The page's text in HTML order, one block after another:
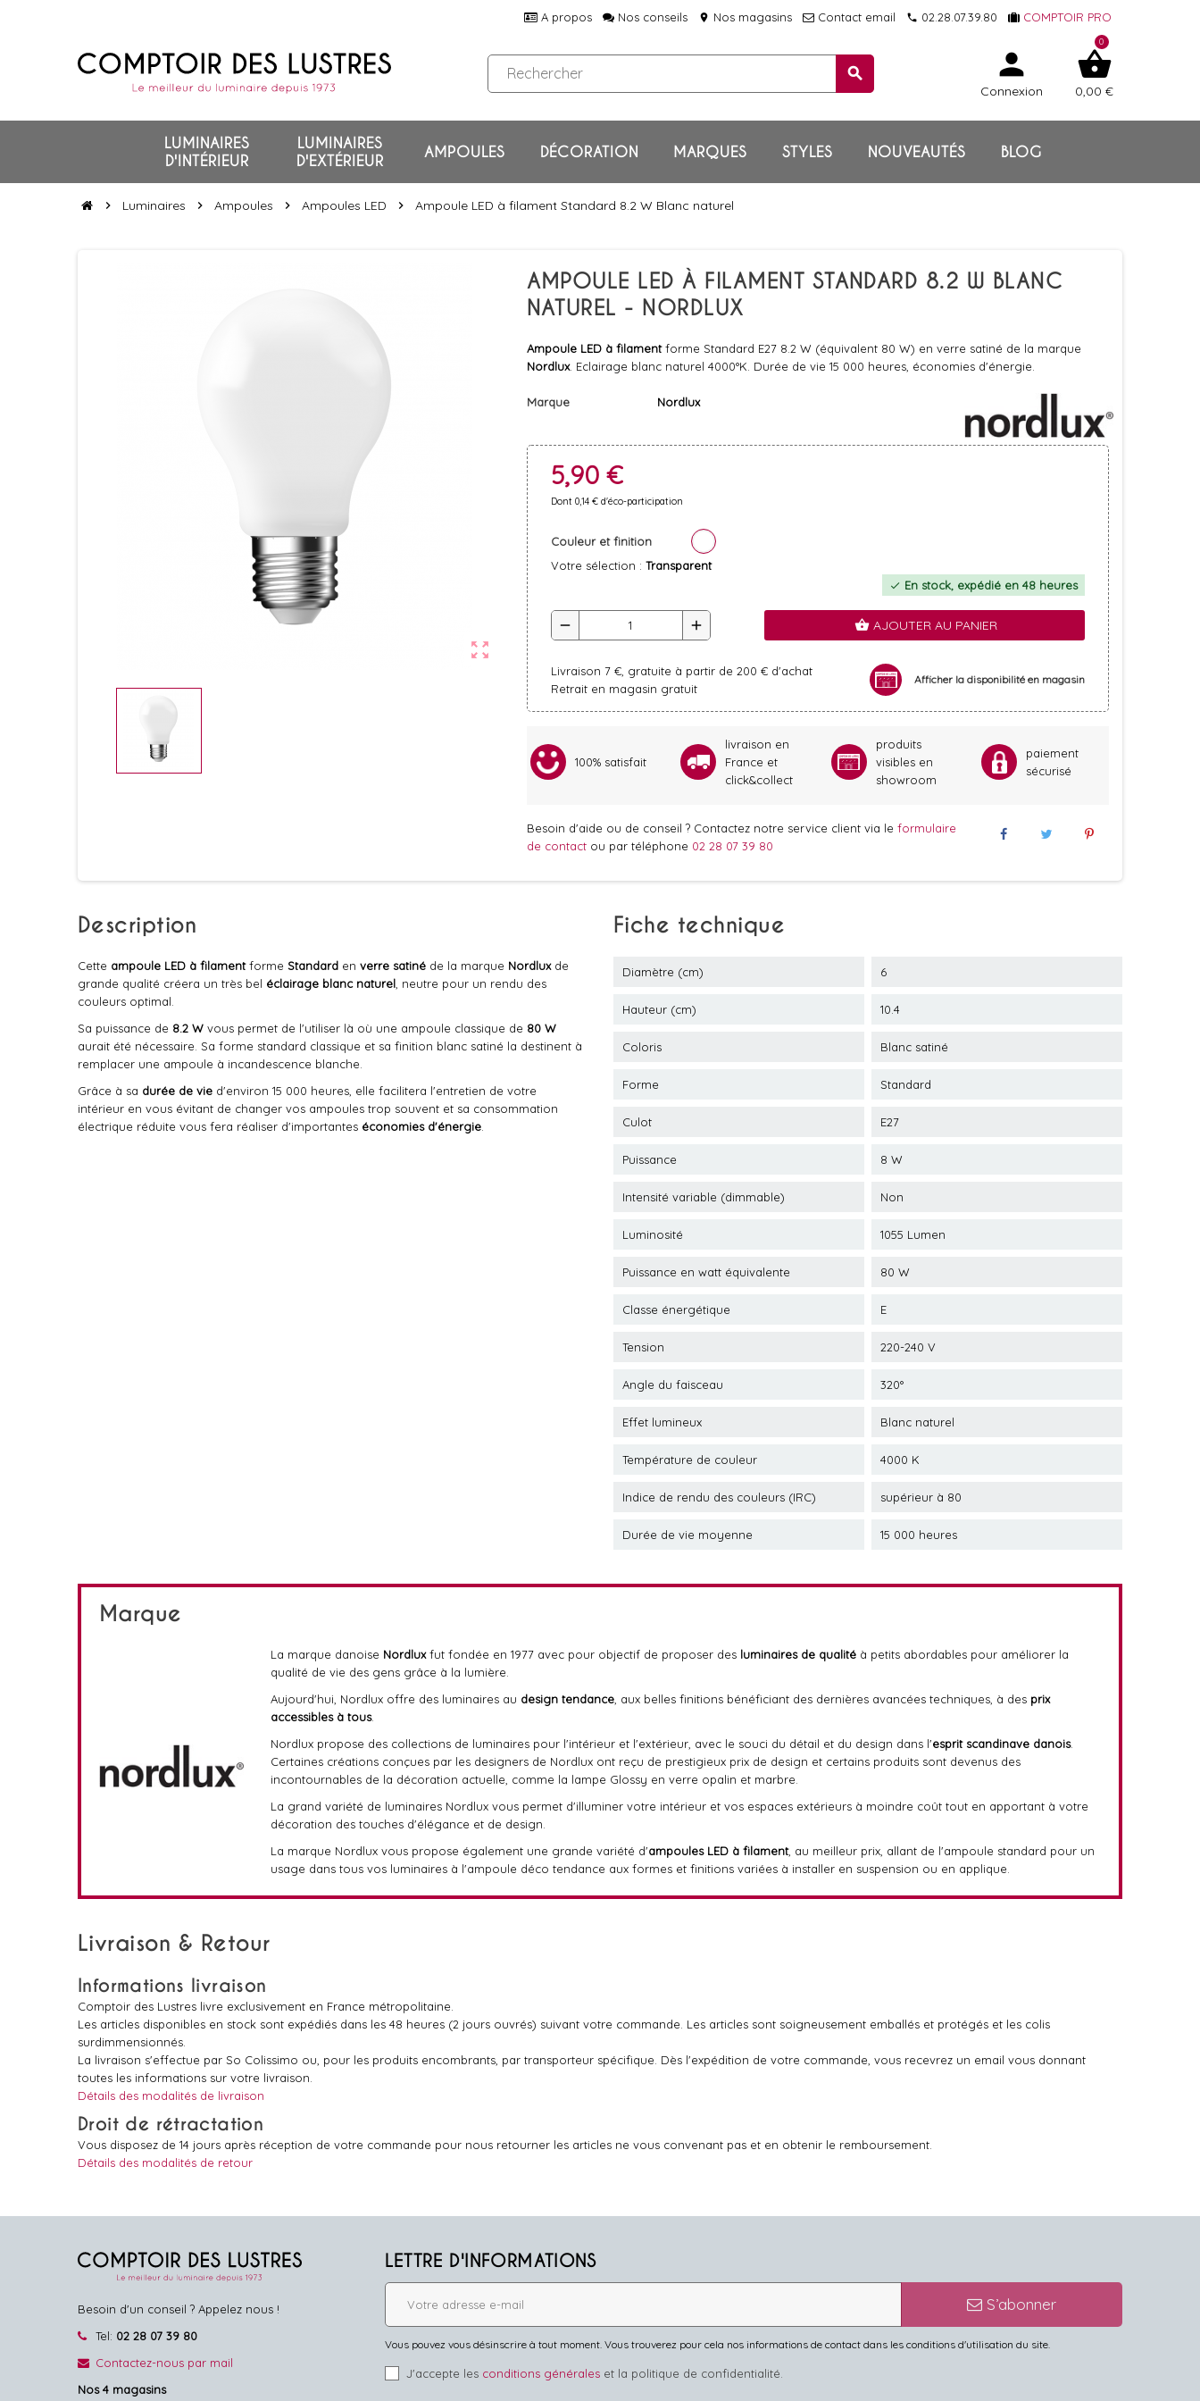
A propos Nos conseils location_on Nos magasins Contact email local_phone 02.28.07.39.80 COMPTOIR PRO
search person
Connexion
shopping_basket
0,00 €
0
LUMINAIRES
D'INTÉRIEUR
LUMINAIRES
D'EXTÉRIEUR
AMPOULES DÉCORATION MARQUES STYLES NOUVEAUTÉS BLOG
chevron_right Luminaires chevron_right Ampoules chevron_right Ampoules LED chevron_right Ampoule LED à filament Standard 8.2 W Blanc naturel
zoom_out_map
AMPOULE LED À FILAMENT STANDARD 8.2 W BLANC
NATUREL - NORDLUX
Ampoule LED à filamentforme Standard E27 8.2 W (équivalent 80 W) en verre satiné de la marque
Nordlux. Eclairage blanc naturel 4000°K. Durée de vie 15 000 heures, économies d'énergie.
Marque Nordlux
5,90 €
Dont 0,14 € d'éco-participation
Couleur et finition
Votre sélection : Transparent
check En stock, expédié en 48 heures
remove add shopping_basket AJOUTER AU PANIER
Livraison 7 €, gratuite à partir de 200 € d'achat
Retrait en magasin gratuit
Afficher la disponibilité en magasin
100% satisfait
livraison en
France et
click&collect
produits
visibles en
showroom
paiement
sécurisé
Besoin d'aide ou de conseil ? Contactez notre service client via le formulaire
de contact ou par téléphone 02 28 07 39 80
Description
Cette ampoule LED à filamentforme Standard en verre satiné de la marque Nordluxde
grande qualité créera un très bel éclairage blanc naturel , neutre pour un rendu des
couleurs optimal.
Sa puissance de 8.2 W vous permet de l'utiliser là où une ampoule classique de 80 W
aurait été nécessaire. Sa forme standard classique et sa finition blanc satiné la destinent à
remplacer une ampoule à incandescence blanche.
Grâce à sa durée de vie d'environ 15 000 heures, elle facilitera l'entretien de votre
intérieur en vous évitant de changer vos ampoules trop souvent et sa consommation
électrique réduite vous fera réaliser d'importantes économies d'énergie
Fiche technique
Diamètre (cm) 6
Hauteur (cm) 10.4
Coloris Blanc satiné
Forme Standard
Culot E27
Puissance 8 W
Intensité variable (dimmable) Non
Luminosité 1055 Lumen
Puissance en watt équivalente 80 W
Classe énergétique E
Tension 220-240 V
Angle du faisceau 320°
Effet lumineux Blanc naturel
Température de couleur 4000 K
Indice de rendu des couleurs (IRC) supérieur à 80
Durée de vie moyenne 15 000 heures
Marque
La marque danoise Nordluxfut fondée en 1977 avec pour objectif de proposer des luminaires de qualité à petits abordables pour améliorer la
qualité de vie des gens grâce à la lumière.
Aujourd'hui, Nordlux offre des luminaires au design tendance , aux belles finitions bénéficiant des dernières avancées techniques, à des prix
accessibles à tous.
Nordlux propose des collections de luminaires pour l'intérieur et l'extérieur, avec le souci du détail et du design dans l'esprit scandinave danois.
Certaines créations conçues par les designers de Nordlux ont reçu de prestigieux prix de design et certains produits sont devenus des
incontournables de la décoration actuelle, comme la lampe Glossy en verre opalin et marbre.
La grand variété de luminaires Nordlux vous permet d'illuminer votre intérieur et vos espaces extérieurs à moindre coût tout en apportant à votre
décoration des touches d'élégance et de design.
La marque Nordlux vous propose également une grande variété d'ampoules LED à filament, au meilleur prix, allant de l'ampoule standard pour un
usage dans tous vos luminaires à l'ampoule déco tendance aux formes et finitions variées à installer en suspension ou en applique.
Livraison & Retour
Informations livraison
Comptoir des Lustres livre exclusivement en France métropolitaine.
Les articles disponibles en stock sont expédiés dans les 48 heures (2 jours ouvrés) suivant votre commande. Les articles sont soigneusement emballés et protégés et les colis
surdimmensionnés.
La livraison s'effectue par So Colissimo ou, pour les produits encombrants, par transporteur spécifique. Dès l'expédition de votre commande, vous recevrez un email vous donnant
toutes les informations sur votre livraison.
Détails des modalités de livraison
Droit de rétractation
Vous disposez de 14 jours après réception de votre commande pour nous retourner les articles ne vous convenant pas et en obtenir le remboursement.
Détails des modalités de retour
Besoin d'un conseil ? Appelez nous !
Tel: 02 28 07 39 80
Contactez-nous par mail
Nos 4 magasins
LETTRE D'INFORMATIONS
S’abonner
Vous pouvez vous désinscrire à tout moment. Vous trouverez pour cela nos informations de contact dans les conditions d'utilisation du site.
J'accepte les conditions généraleset la politique de confidentialité.